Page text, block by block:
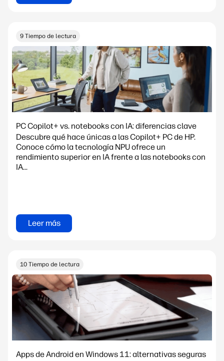
9 Tiempo de lectura
PC Copilot+ vs. notebooks con IA: diferencias clave
Descubre qué hace únicas a las Copilot+ PC de HP.
Conoce cómo la tecnología NPU ofrece un
rendimiento superior en IA frente a las notebooks con
IA...
Leer más
10 Tiempo de lectura
Apps de Android en Windows 11: alternativas seguras